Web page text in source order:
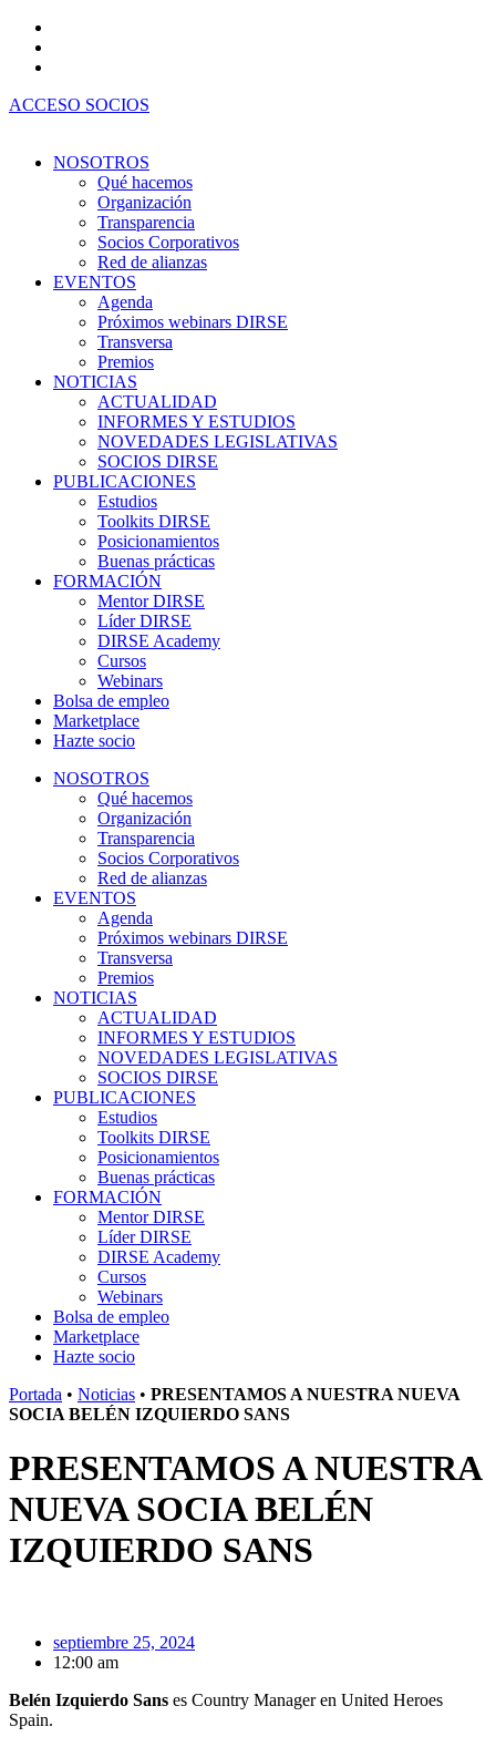
contenido
ACCESO SOCIOS
NOSOTROS
Qué hacemos
Organización
Transparencia
Socios Corporativos
Red de alianzas
EVENTOS
Agenda
Próximos webinars DIRSE
Transversa
Premios
NOTICIAS
ACTUALIDAD
INFORMES Y ESTUDIOS
NOVEDADES LEGISLATIVAS
SOCIOS DIRSE
PUBLICACIONES
Estudios
Toolkits DIRSE
Posicionamientos
Buenas prácticas
FORMACIÓN
Mentor DIRSE
Líder DIRSE
DIRSE Academy
Cursos
Webinars
Bolsa de empleo
Marketplace
Hazte socio
NOSOTROS
Qué hacemos
Organización
Transparencia
Socios Corporativos
Red de alianzas
EVENTOS
Agenda
Próximos webinars DIRSE
Transversa
Premios
NOTICIAS
ACTUALIDAD
INFORMES Y ESTUDIOS
NOVEDADES LEGISLATIVAS
SOCIOS DIRSE
PUBLICACIONES
Estudios
Toolkits DIRSE
Posicionamientos
Buenas prácticas
FORMACIÓN
Mentor DIRSE
Líder DIRSE
DIRSE Academy
Cursos
Webinars
Bolsa de empleo
Marketplace
Hazte socio
Portada • Noticias • PRESENTAMOS A NUESTRA NUEVA
SOCIA BELÉN IZQUIERDO SANS
PRESENTAMOS A NUESTRA
NUEVA SOCIA BELÉN
IZQUIERDO SANS
septiembre 25, 2024
12:00 am
Belén Izquierdo Sans es Country Manager en United Heroes
Spain.